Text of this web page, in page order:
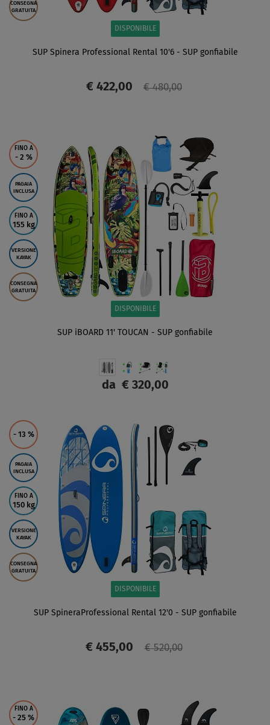
CONSEGNA
GRATUITA
DISPONIBILE
SUP Spinera Professional Rental 10'6 - SUP gonfiabile
€ 422,00 € 480,00
FINO A
- 2 %
PAGAIA
INCLUSA
FINO A
155 kg
VERSIONE
KAYAK
CONSEGNA
GRATUITA
DISPONIBILE
SUP iBOARD 11' TOUCAN - SUP gonfiabile
da € 320,00
- 13 %
PAGAIA
INCLUSA
FINO A
150 kg
VERSIONE
KAYAK
CONSEGNA
GRATUITA
DISPONIBILE
SUP SpineraProfessional Rental 12'0 - SUP gonfiabile
€ 455,00 € 520,00
FINO A
- 25 %